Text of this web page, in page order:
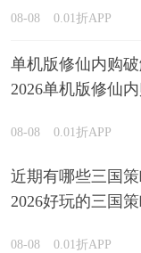
08-08 0.01折APP
单机版修仙内购
2026单机版修仙
08-08 0.01折APP
近期有哪些三国
2026好玩的三国
08-08 0.01折APP